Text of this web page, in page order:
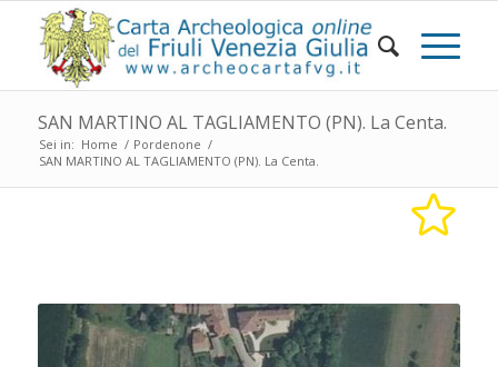
SAN MARTINO AL TAGLIAMENTO (PN). La Centa.
Sei in: Home / Pordenone /
SAN MARTINO AL TAGLIAMENTO (PN). La Centa.